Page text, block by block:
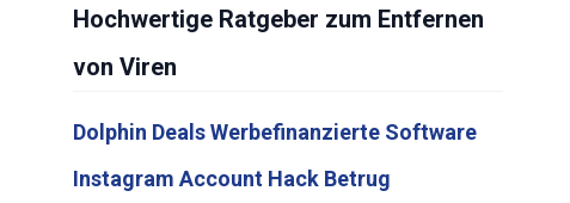
Hochwertige Ratgeber zum Entfernen
von Viren
Dolphin Deals Werbefinanzierte Software
Instagram Account Hack Betrug